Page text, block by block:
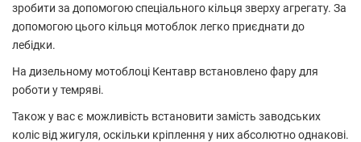
зробити за допомогою спеціального кільця зверху агрегату. За
допомогою цього кільця мотоблок легко приєднати до
лебідки.
На дизельному мотоблоці Кентавр встановлено фару для
роботи у темряві.
Також у вас є можливість встановити замість заводських
коліс від жигуля, оскільки кріплення у них абсолютно однакові.